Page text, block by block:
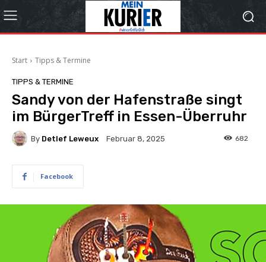
Start Tipps & Termine
TIPPS & TERMINE
Sandy von der Hafenstraße singt
im BürgerTreff in Essen-Überruhr
By Detlef Leweux Februar 8, 2025 682
Facebook